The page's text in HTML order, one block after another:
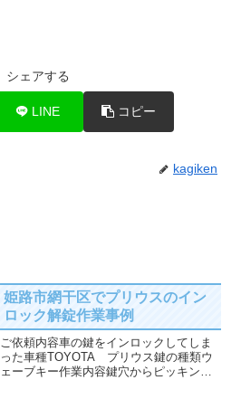
シェアする
LINE コピー
kagiken
姫路市網干区でプリウスのイン
ロック解錠作業事例
ご依頼内容車の鍵をインロックしてしま
った車種TOYOTA プリウス鍵の種類ウ
ェーブキー作業内容鍵穴からピッキング